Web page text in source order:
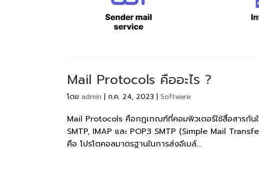
Mail Protocols คืออะไร ?
โดยadmin | ก.ค. 24, 2023 |Software
Mail Protocols คือกฎเกณฑ์ที่คอมพิวเตอร์ใช้สื่อสารกัน
SMTP, IMAP และ POP3 SMTP (Simple Mail
คือ โปรโตคอลมาตรฐานในการส่งอีเมล์...